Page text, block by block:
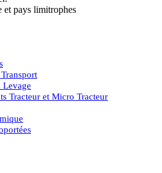
et pays limitrophes
Tracteur et Micro Tracteur